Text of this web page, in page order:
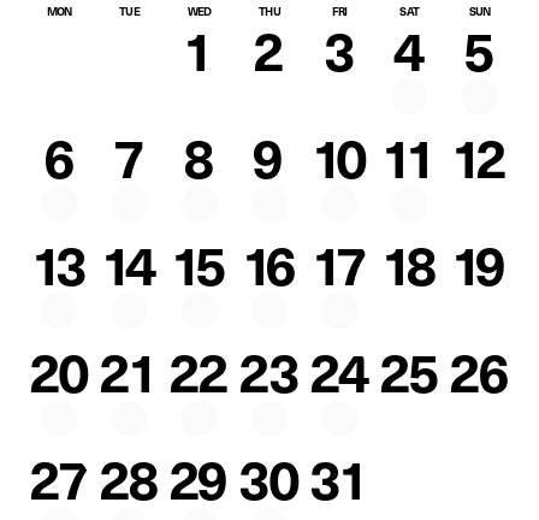
MON TUE WED THU FRI SAT SUN
1 2 3 4 5
6 7 8 9 10 11 12
13 14 15 16 17 18 19
2021 2223242526
2728293031